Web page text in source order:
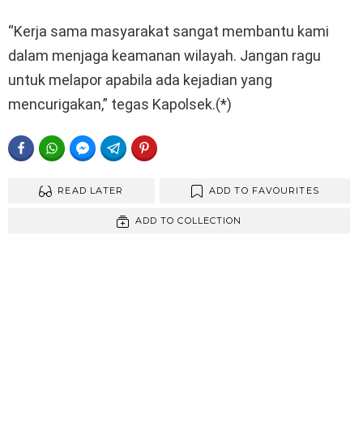
“Kerja sama masyarakat sangat membantu kami
dalam menjaga keamanan wilayah. Jangan ragu
untuk melapor apabila ada kejadian yang
mencurigakan,” tegas Kapolsek.(*)
FACEBOOKWHATSAPPFACEBOOK MESSENGER
TELEGRAM
READ LATER ADD TO FAVOURITES
ADD TO COLLECTION